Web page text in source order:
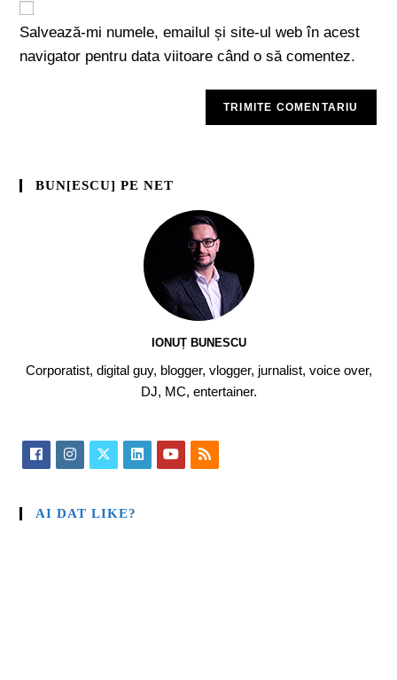
Salvează-mi numele, emailul și site-ul web în acest
navigator pentru data viitoare când o să comentez.
BUN[ESCU] PE NET
IONUȚ BUNESCU
Corporatist, digital guy, blogger, vlogger, jurnalist, voice over,
DJ, MC, entertainer.
AI DAT LIKE?